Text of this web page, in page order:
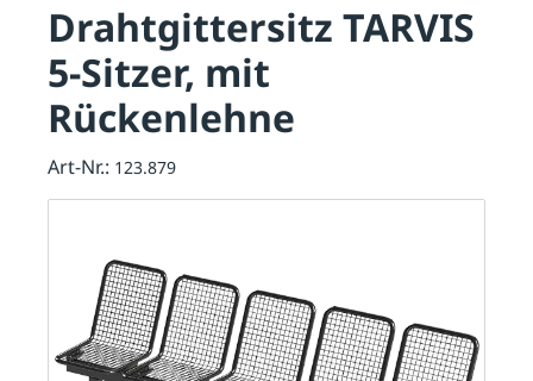
Drahtgittersitz TARVIS
5-Sitzer, mit
Rückenlehne
Art-Nr.: 123.879